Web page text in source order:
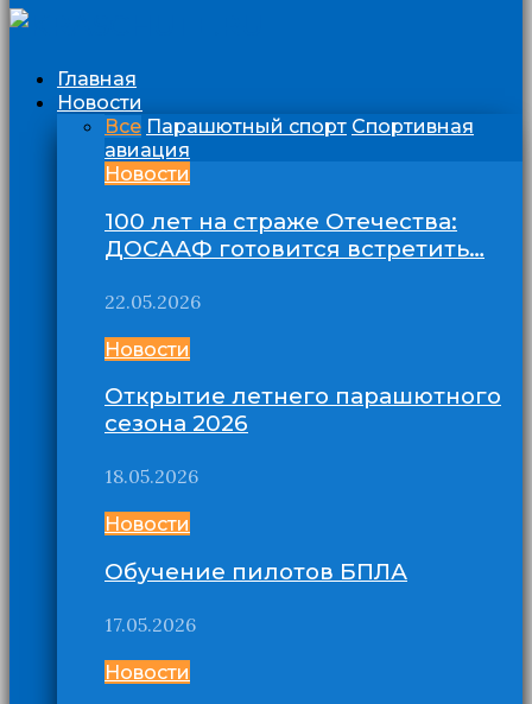
Главная
Новости
Все Парашютный спорт Спортивная
авиация
Новости
100 лет на страже Отечества:
ДОСААФ готовится встретить…
22.05.2026
Новости
Открытие летнего парашютного
сезона 2026
18.05.2026
Новости
Обучение пилотов БПЛА
17.05.2026
Новости